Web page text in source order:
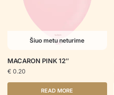
Šiuo metu neturime
MACARON PINK 12″
€ 0.20
READ MORE